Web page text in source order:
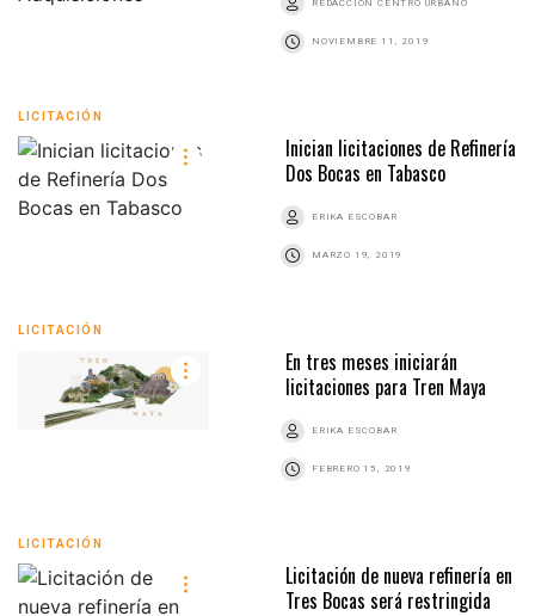
REDACCIÓN CENTRO URBANO
NOVIEMBRE 11, 2019
LICITACIÓN
Inician licitaciones de Refinería
Dos Bocas en Tabasco
ERIKA ESCOBAR
MARZO 19, 2019
LICITACIÓN
En tres meses iniciarán
licitaciones para Tren Maya
ERIKA ESCOBAR
FEBRERO 15, 2019
LICITACIÓN
Licitación de nueva refinería en
Tres Bocas será restringida